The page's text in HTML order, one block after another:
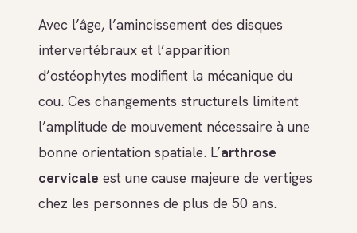
Avec l’âge, l’amincissement des disques
intervertébraux et l’apparition
d’ostéophytes modifient la mécanique du
cou. Ces changements structurels limitent
l’amplitude de mouvement nécessaire à une
bonne orientation spatiale. L’arthrose
cervicale est une cause majeure de vertiges
chez les personnes de plus de 50 ans.